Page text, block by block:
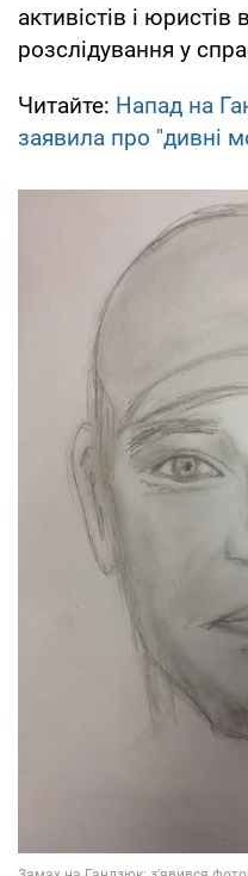
активістів і юристів
розслідування у
Читайте: Напад на
заявила про "дивні